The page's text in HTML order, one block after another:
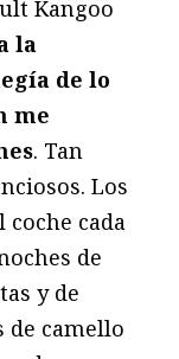
Kangoo
la
de lo
me
. Tan
Los
coche cada
de
y de
camello